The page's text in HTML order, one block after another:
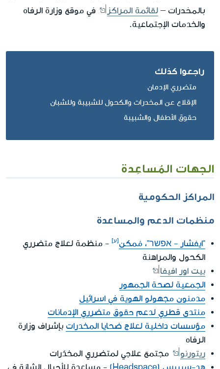
بالمخدرات – لقائمة المراكز
في موقع وزارة الرفاه
والخدمات الإجتماعية.
راجعوا كذلك
متضرري الإدمان
الإقلاع عن المخدرات والكحول للشبيبة وللشبان
حقوق الأطفال والشبيبة
الجهات المُساعِدة
المراكز الحكومية
منظمات الدعم والمساعدة
"ايفشار - אפשר"، مُمكن
- منظمة لعلاج متضرري
الكحول والمراهنة
بيت اور افيفا
الجمعية لصحة الجمهور
مدمنون مجهولو الهوية في اسرائيل
منتدى قطري لدعم حقوق متضرري الإدمانات
مؤسسات داخلية لعلاج ضحايا المخدرات بإشراف وزارة
الرفاه
ريتورنو
مجتمع علاجي لمتضرري المخدّرات